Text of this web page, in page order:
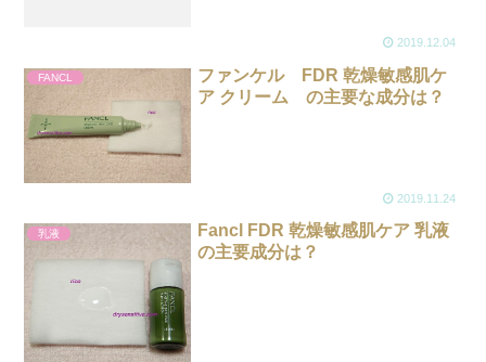
2019.12.04
FANCL
ファンケル FDR 乾燥敏感肌ケ
ア クリーム の主要な成分は？
2019.11.24
乳液
Fancl FDR 乾燥敏感肌ケア 乳液
の主要成分は？